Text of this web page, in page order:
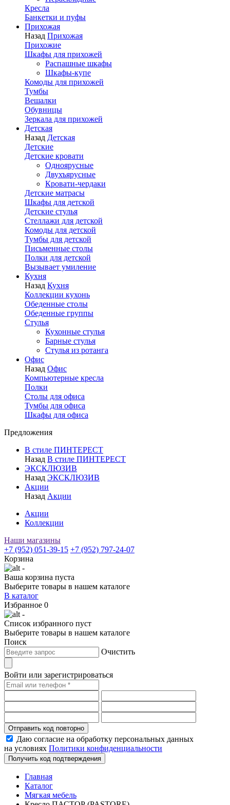
Кресла
Банкетки и пуфы
Прихожая
Назад Прихожая
Прихожие
Шкафы для прихожей
Распашные шкафы
Шкафы-купе
Комоды для прихожей
Тумбы
Вешалки
Обувницы
Зеркала для прихожей
Детская
Назад Детская
Детские
Детские кровати
Одноярусные
Двухъярусные
Кровати-чердаки
Детские матрасы
Шкафы для детской
Детские стулья
Стеллажи для детской
Комоды для детской
Тумбы для детской
Письменные столы
Полки для детской
Вызывает умиление
Кухня
Назад Кухня
Коллекции кухонь
Обеденные столы
Обеденные группы
Стулья
Кухонные стулья
Барные стулья
Стулья из ротанга
Офис
Назад Офис
Компьютерные кресла
Полки
Столы для офиса
Тумбы для офиса
Шкафы для офиса
Предложения
В стиле ПИНТЕРЕСТ
Назад В стиле ПИНТЕРЕСТ
ЭКСКЛЮЗИВ
Назад ЭКСКЛЮЗИВ
Акции
Назад Акции
Акции
Коллекции
Наши магазины
+7 (952) 051-39-15 +7 (952) 797-24-07
Корзина
-
Ваша корзина пуста
Выберите товары в нашем каталоге
В каталог
Избранное 0
-
Список избранного пуст
Выберите товары в нашем каталоге
Поиск
Очистить
Войти или зарегистрироваться
Отправить код повторно
Даю согласие на обработку персональных данных
на условиях Политики конфиденциальности
Получить код подтверждения
Главная
Каталог
Мягкая мебель